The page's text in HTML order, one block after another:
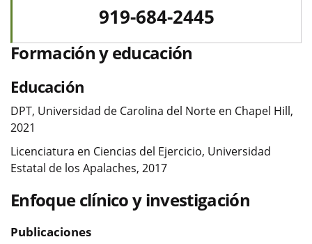
919-684-2445
Formación y educación
Educación
DPT, Universidad de Carolina del Norte en Chapel Hill,
2021
Licenciatura en Ciencias del Ejercicio, Universidad
Estatal de los Apalaches, 2017
Enfoque clínico y investigación
Publicaciones